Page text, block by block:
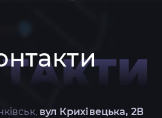
вул Крихівецька, 2В